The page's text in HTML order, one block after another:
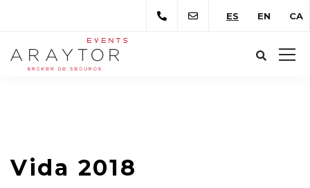
CA
EN
ES
Vida 2018